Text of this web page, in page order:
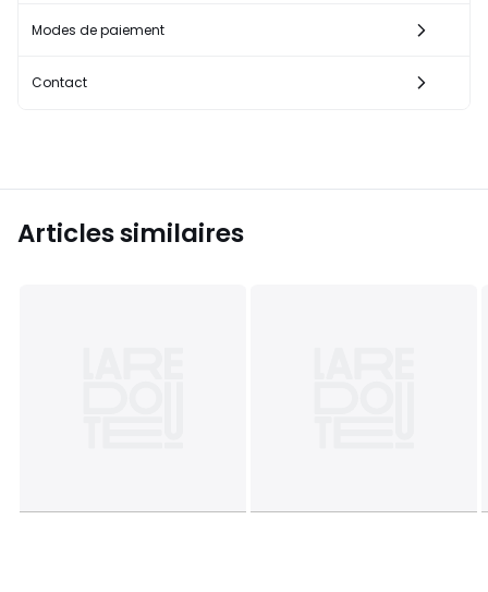
Modes de paiement
Contact
Articles similaires